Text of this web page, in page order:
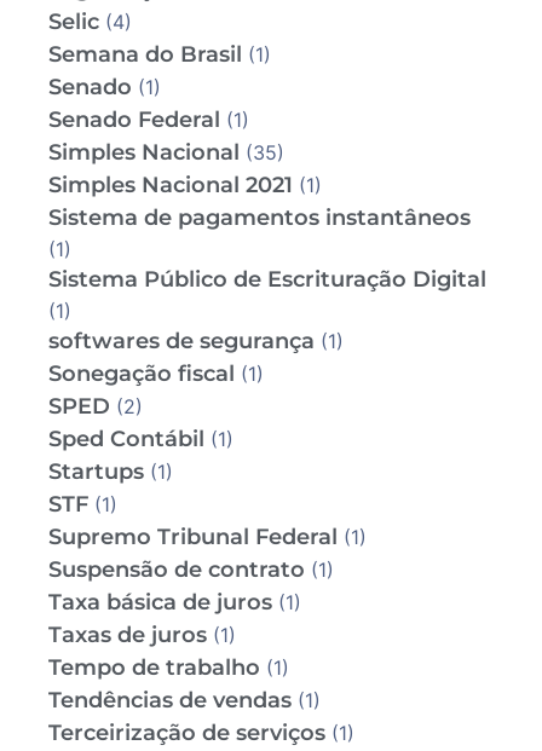
Selic (4)
Semana do Brasil (1)
Senado (1)
Senado Federal (1)
Simples Nacional (35)
Simples Nacional 2021 (1)
Sistema de pagamentos instantâneos
(1)
Sistema Público de Escrituração Digital
(1)
softwares de segurança (1)
Sonegação fiscal (1)
SPED (2)
Sped Contábil (1)
Startups (1)
STF (1)
Supremo Tribunal Federal (1)
Suspensão de contrato (1)
Taxa básica de juros (1)
Taxas de juros (1)
Tempo de trabalho (1)
Tendências de vendas (1)
Terceirização de serviços (1)